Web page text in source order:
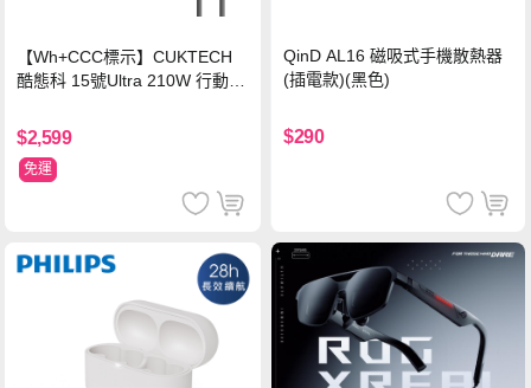
【Wh+CCC標示】CUKTECH
酷態科 15號Ultra 210W 行動電
$2,599
免運
QinD AL16 磁吸式手機散熱器
(插電款)(黑色)
$290